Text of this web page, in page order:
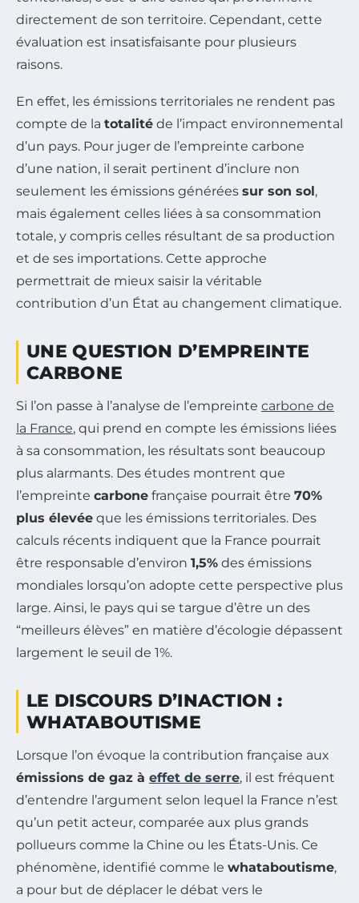
directement de son territoire. Cependant, cette
évaluation est insatisfaisante pour plusieurs
raisons.
En effet, les émissions territoriales ne rendent pas
compte de la totalité de l’impact environnemental
d’un pays. Pour juger de l’empreinte carbone
d’une nation, il serait pertinent d’inclure non
seulement les émissions générées sur son sol,
mais également celles liées à sa consommation
totale, y compris celles résultant de sa production
et de ses importations. Cette approche
permettrait de mieux saisir la véritable
contribution d’un État au changement climatique.
UNE QUESTION D’EMPREINTE
CARBONE
Si l’on passe à l’analyse de l’empreinte carbone de
la France, qui prend en compte les émissions liées
à sa consommation, les résultats sont beaucoup
plus alarmants. Des études montrent que
l’empreinte carbone française pourrait être 70%
plus élevée que les émissions territoriales. Des
calculs récents indiquent que la France pourrait
être responsable d’environ 1,5% des émissions
mondiales lorsqu’on adopte cette perspective plus
large. Ainsi, le pays qui se targue d’être un des
“meilleurs élèves” en matière d’écologie dépassent
largement le seuil de 1%.
LE DISCOURS D’INACTION :
WHATABOUTISME
Lorsque l’on évoque la contribution française aux
émissions de gaz à effet de serre, il est fréquent
d’entendre l’argument selon lequel la France n’est
qu’un petit acteur, comparée aux plus grands
pollueurs comme la Chine ou les États-Unis. Ce
phénomène, identifié comme le whataboutisme,
a pour but de déplacer le débat vers le